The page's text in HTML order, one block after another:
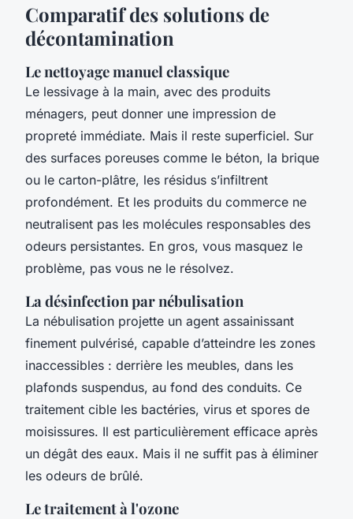
Comparatif des solutions de
décontamination
Le nettoyage manuel classique
Le lessivage à la main, avec des produits
ménagers, peut donner une impression de
propreté immédiate. Mais il reste superficiel. Sur
des surfaces poreuses comme le béton, la brique
ou le carton-plâtre, les résidus s’infiltrent
profondément. Et les produits du commerce ne
neutralisent pas les molécules responsables des
odeurs persistantes. En gros, vous masquez le
problème, pas vous ne le résolvez.
La désinfection par nébulisation
La nébulisation projette un agent assainissant
finement pulvérisé, capable d’atteindre les zones
inaccessibles : derrière les meubles, dans les
plafonds suspendus, au fond des conduits. Ce
traitement cible les bactéries, virus et spores de
moisissures. Il est particulièrement efficace après
un dégât des eaux. Mais il ne suffit pas à éliminer
les odeurs de brûlé.
Le traitement à l'ozone